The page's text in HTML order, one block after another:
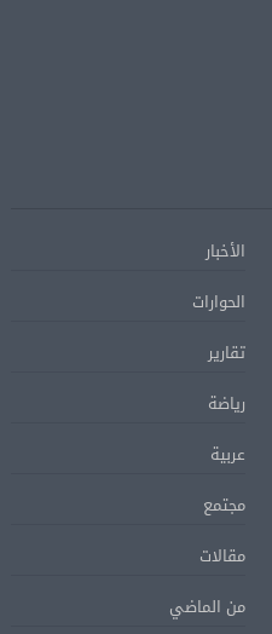
الأخبار
الحوارات
تقارير
رياضة
عربية
مجتمع
مقالات
من الماضي